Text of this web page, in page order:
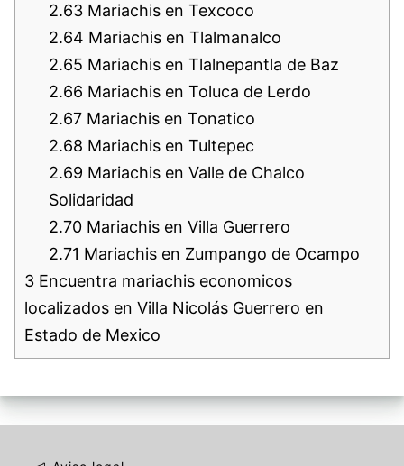
2.63 Mariachis en Texcoco
2.64 Mariachis en Tlalmanalco
2.65 Mariachis en Tlalnepantla de Baz
2.66 Mariachis en Toluca de Lerdo
2.67 Mariachis en Tonatico
2.68 Mariachis en Tultepec
2.69 Mariachis en Valle de Chalco
Solidaridad
2.70 Mariachis en Villa Guerrero
2.71 Mariachis en Zumpango de Ocampo
3 Encuentra mariachis economicos
localizados en Villa Nicolás Guerrero en
Estado de Mexico